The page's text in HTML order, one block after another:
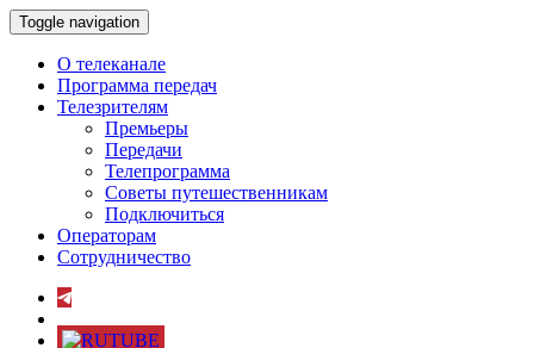
Toggle navigation
О телеканале
Программа передач
Телезрителям
Премьеры
Передачи
Телепрограмма
Советы путешественникам
Подключиться
Операторам
Сотрудничество